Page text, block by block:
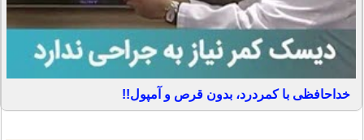
خداحافظی با کمردرد، بدون قرص و آمپول!!